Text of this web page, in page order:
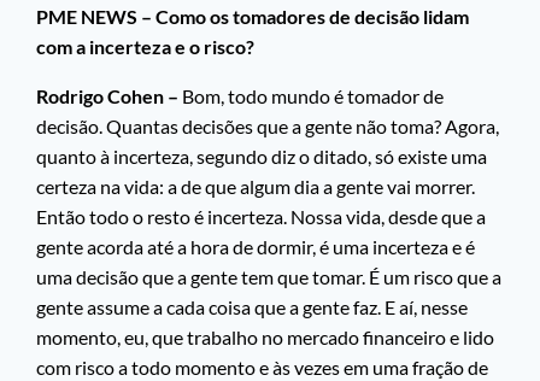
PME NEWS – Como os tomadores de decisão lidam
com a incerteza e o risco?
Rodrigo Cohen – Bom, todo mundo é tomador de
decisão. Quantas decisões que a gente não toma? Agora,
quanto à incerteza, segundo diz o ditado, só existe uma
certeza na vida: a de que algum dia a gente vai morrer.
Então todo o resto é incerteza. Nossa vida, desde que a
gente acorda até a hora de dormir, é uma incerteza e é
uma decisão que a gente tem que tomar. É um risco que a
gente assume a cada coisa que a gente faz. E aí, nesse
momento, eu, que trabalho no mercado financeiro e lido
com risco a todo momento e às vezes em uma fração de